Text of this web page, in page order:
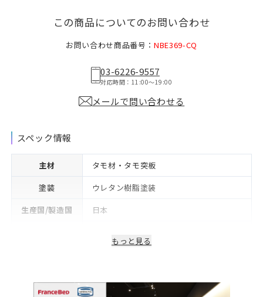
この商品についてのお問い合わせ
お問い合わせ商品番号：NBE369-CQ
03-6226-9557
対応時間：11:00〜19:00
メールで問い合わせる
スペック情報
主材
タモ材・タモ突板
塗装
ウレタン樹脂塗装
生産国/製造国
日本
もっと見る